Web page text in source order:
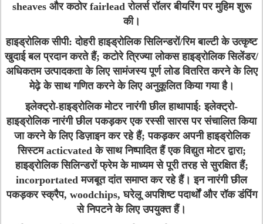
sheaves और कठोर fairlead रोलर्स रॉलर बीयरिंग पर मुहिम शुरू
की।
हाइड्रोलिक सीपी: दोहरी हाइड्रोलिक सिलिन्डरों/रिम बाल्टी के उत्कृष्ट
खुदाई बल प्रदान करते हैं; कटोरे त्रिज्या लोकस हाइड्रोलिक सिलेंडर/
अधिकतम उत्पादकता के लिए सामंजस्य पूर्ण लोड वितरित करने के लिए
मेढ़े के साथ गणित करने के लिए अनुकूलित किया गया है।
इलेक्ट्रो-हाइड्रोलिक मोटर नारंगी छील हाथापाई: इलेक्ट्रो-
हाइड्रोलिक नारंगी छील पकड़कर एक रस्सी सारस पर संचालित किया
जा करने के लिए डिज़ाइन कर रहे हैं; पकड़कर अपनी हाइड्रोलिक
सिस्टम acticvated के साथ निष्पादित हैं एक विद्युत मोटर द्वारा;
हाइड्रोलिक सिलिन्डरों फ्रेम के माध्यम से पूरी तरह से सुरक्षित हैं;
incorportated मजबूत दांत समाप्त कर रहे हैं। इन नारंगी छील
पकड़कर स्क्रैप, woodchips, घरेलू अपशिष्ट पदार्थों और रॉक डंपिंग
से निपटने के लिए उपयुक्त हैं।